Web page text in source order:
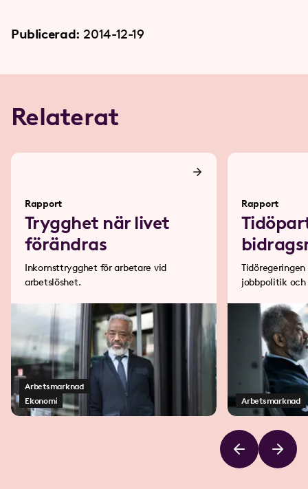
Publicerad: 2014-12-19
Relaterat
Rapport
Trygghet när livet
förändras
Inkomsttrygghet för arbetare vid
arbetslöshet.
Arbetsmarknad
Ekonomi
Rapport
jobbpolitik
Arbetsmarknad